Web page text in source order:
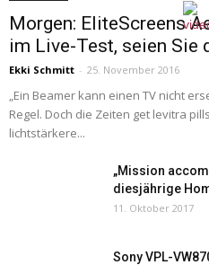
Morgen: EliteScreens
im Live-Test, seien Sie
Ekki Schmitt - 25. November 2016
„Ein Beamer kann einen TV nicht
Regel. Doch die Zeiten get levitra
lichtstärkere...
„Mission
diesjährige
11. Oktober 2017
Sony VPL-